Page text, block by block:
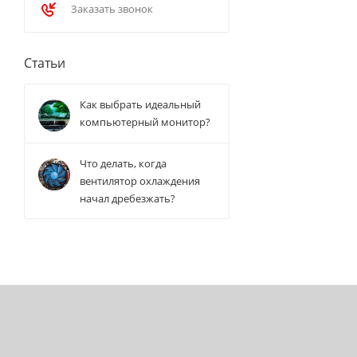
Заказать звонок
Статьи
Как выбрать идеальный
компьютерный монитор?
Что делать, когда
вентилятор охлаждения
начал дребезжать?